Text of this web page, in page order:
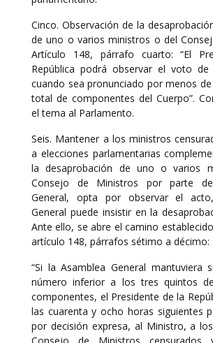
Cinco. Observación de la
de uno o varios ministros o del
Artículo 148, párrafo cuarto: “El
República podrá observar el voto de
cuando sea pronunciado por menos
total de componentes del Cuerpo”.
el tema al Parlamento.
Seis. Mantener a los ministros
a elecciones parlamentarias
la desaprobación de uno o varios
Consejo de Ministros por parte
General, opta por observar el
General puede insistir en la
Ante ello, se abre el camino
artículo 148, párrafos sétimo a décimo:
“Si la Asamblea General mantuviera
número inferior a los tres quintos
componentes, el Presidente de la
las cuarenta y ocho horas siguientes
por decisión expresa, al Ministro, a